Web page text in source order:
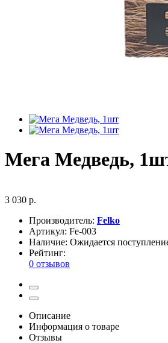
Мега Медведь,
3 030 р.
Производитель: Felko
Артикул: Fe-003
Наличие: Ожидается
Рейтинг:
0 отзывов
Описание
Информация о товаре
Отзывы